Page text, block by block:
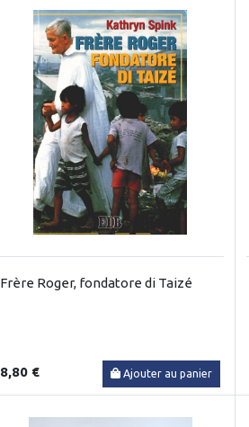
Frère Roger, fondatore di Taizé
8,80 € Ajouter au panier